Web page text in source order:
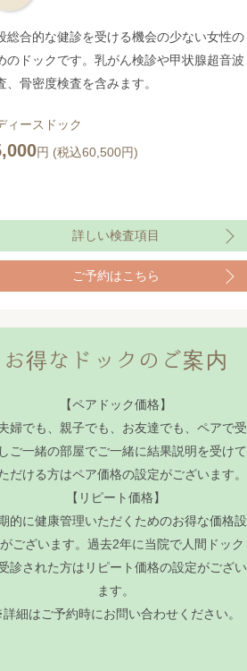
総合的な健診を受ける機会の少ない女性の
のドックです。乳がん検診や甲状腺超音波
、骨密度検査を含みます。
ィースドック
円 (税込60,500円)
詳しい検査項目
ご予約はこちら
お得なドックのご案内
【ペアドック価格】
婦でも、親子でも、お友達でも、ペアで受
ご一緒の部屋でご一緒に結果説明を受けて
だける方はペア価格の設定がございます。
【リピート価格】
的に健康管理いただくためのお得な価格設
ございます。過去2年に当院で人間ドック
診された方はリピート価格の設定がござい
ます。
細はご予約時にお問い合わせください。